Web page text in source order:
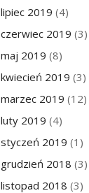
lipiec 2019 (4)
czerwiec 2019 (3)
maj 2019 (8)
kwiecień 2019 (3)
marzec 2019 (12)
luty 2019 (4)
styczeń 2019 (1)
grudzień 2018 (3)
listopad 2018 (3)